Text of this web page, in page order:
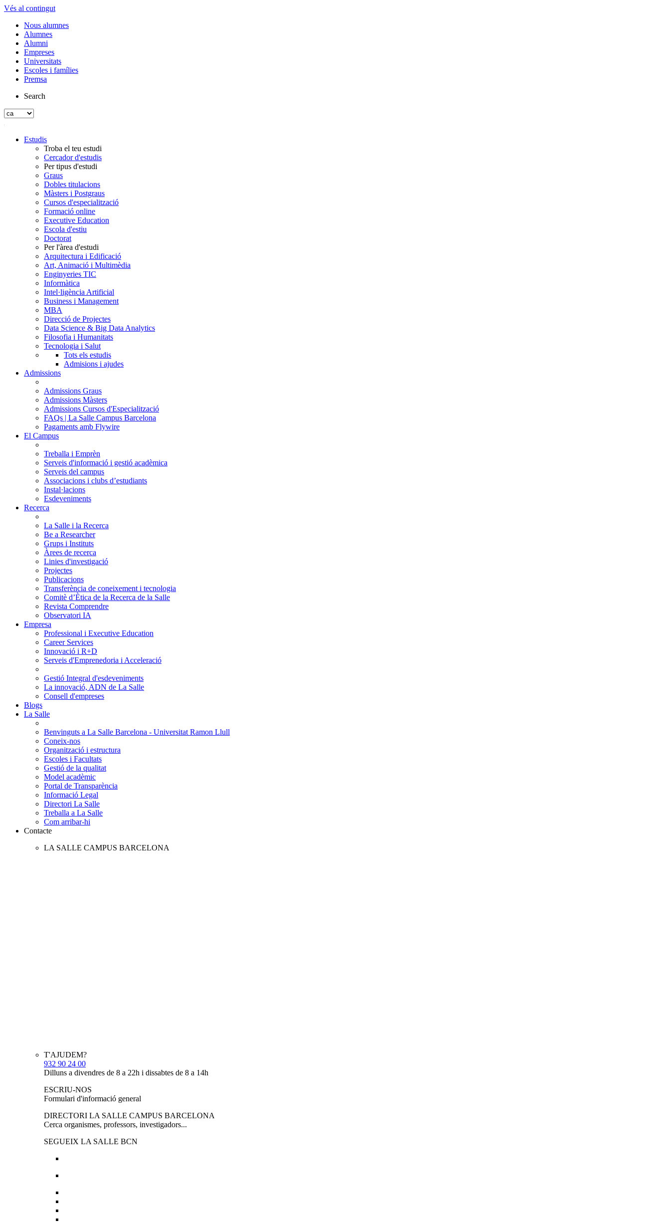
Vés al contingut
Nous alumnes
Alumnes
Alumni
Empreses
Universitats
Escoles i famílies
Premsa
Search
Estudis
Troba el teu estudi
Cercador d'estudis
Per tipus d'estudi
Graus
Dobles titulacions
Màsters i Postgraus
Cursos d'especialització
Formació online
Executive Education
Escola d'estiu
Doctorat
Per l'àrea d'estudi
Arquitectura i Edificació
Art, Animació i Multimèdia
Enginyeries TIC
Informàtica
Intel·ligència Artificial
Business i Management
MBA
Direcció de Projectes
Data Science & Big Data Analytics
Filosofia i Humanitats
Tecnologia i Salut
Tots els estudis
Admisions i ajudes
Admissions
Admissions Graus
Admissions Màsters
Admissions Cursos d'Especialització
FAQs | La Salle Campus Barcelona
Pagaments amb Flywire
El Campus
Treballa i Emprèn
Serveis d'informació i gestió acadèmica
Serveis del campus
Associacions i clubs d’estudiants
Instal·lacions
Esdeveniments
Recerca
La Salle i la Recerca
Be a Researcher
Grups i Instituts
Àrees de recerca
Linies d'investigació
Projectes
Publicacions
Transferència de coneixement i tecnologia
Comitè d’Ètica de la Recerca de la Salle
Revista Comprendre
Observatori IA
Empresa
Professional i Executive Education
Career Services
Innovació i R+D
Serveis d'Emprenedoria i Acceleració
Gestió Integral d'esdeveniments
La innovació, ADN de La Salle
Consell d'empreses
Blogs
La Salle
Benvinguts a La Salle Barcelona - Universitat Ramon Llull
Coneix-nos
Organització i estructura
Escoles i Facultats
Gestió de la qualitat
Model acadèmic
Portal de Transparència
Informació Legal
Directori La Salle
Treballa a La Salle
Com arribar-hi
Contacte
LA SALLE CAMPUS BARCELONA
T'AJUDEM?
932 90 24 00
Dilluns a divendres de 8 a 22h i dissabtes de 8 a 14h
ESCRIU-NOS
Formulari d'informació general
DIRECTORI LA SALLE CAMPUS BARCELONA
Cerca organismes, professors, investigadors...
SEGUEIX LA SALLE BCN